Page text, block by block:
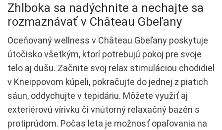
Zhlboka sa nadýchnite a nechajte sa
rozmaznávať v Château Gbeľany
Oceňovaný wellness v Château Gbeľany poskytuje
útočisko všetkým, ktorí potrebujú pokoj pre svoje
telo aj dušu. Začnite svoj relax stimuláciou chodidiel
v Kneippovom kúpeli, pokračujte do jednej z piatich
sáun, oddychujte v tepidáriu. Môžete využiť aj
exteriérovú vírivku či vnútorný relaxačný bazén s
protiprúdom. Počas leta je možnosť opaľovania na